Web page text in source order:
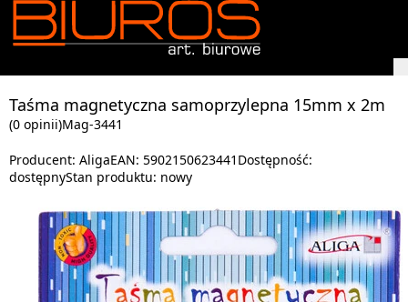
Taśma magnetyczna samoprzylepna 15mm x 2m
(0 opinii)Mag-3441
Producent: AligaEAN: 5902150623441 Dostępność:
dostępnyStan produktu: nowy